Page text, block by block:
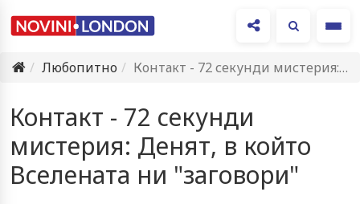
Любопитно
Контакт - 72 секунди мистерия: Денят, в който Вселената ни…
Контакт - 72 секунди
мистерия: Денят, в който
Вселената ни "заговори"